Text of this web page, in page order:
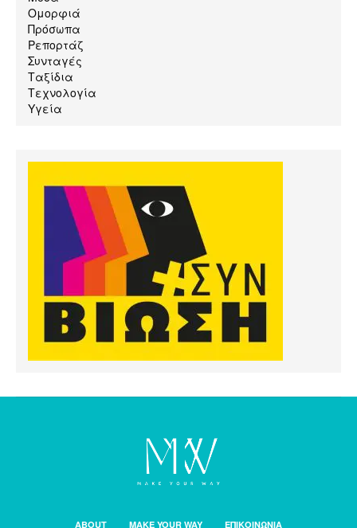
Ομορφιά
Πρόσωπα
Ρεπορτάζ
Συνταγές
Ταξίδια
Τεχνολογία
Υγεία
ABOUT MAKE YOUR WAY ΕΠΙΚΟΙΝΩΝΙΑ